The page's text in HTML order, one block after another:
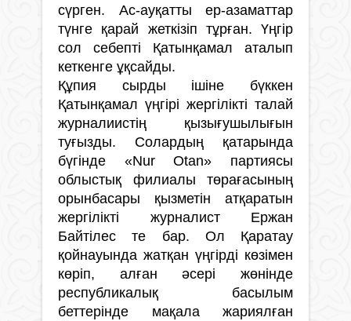
сүрген. Ас-ауқатты ер-азаматтар
түнге қарай жеткізіп тұрған. Үңгір
сол себепті Қатынқамал аталып
кеткенге ұқсайды.
Құпия сырды ішіне бүккен
Қатынқамал үңгірі жергілікті талай
журналиистің қызығушылығын
туғызды. Солардың қатарында
бүгінде «Nur Otan» партиясы
облыстық филиалы төрағасының
орынбасары қызметін атқаратын
жергілікті журналист Ержан
Байтілес те бар. Ол Қаратау
қойнауында жатқан үңгірді көзімен
көріп, алған әсері жөнінде
республикалық басылым
беттерінде мақала жариялған